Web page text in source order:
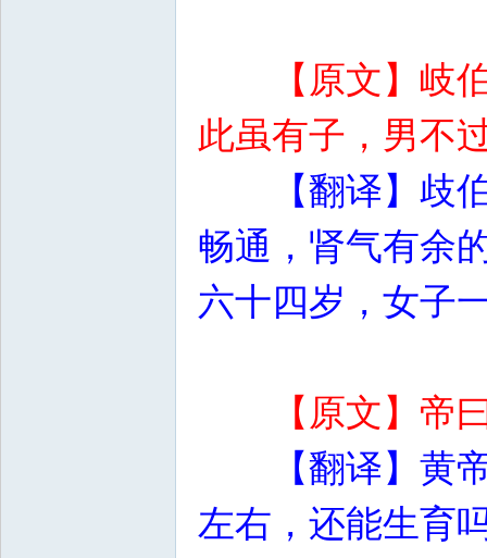
【原文】岐
此虽有子，男不
【翻译】歧
畅通，肾气有余
六十四岁，女子
【原文】帝
【翻译】黄
左右，还能生育